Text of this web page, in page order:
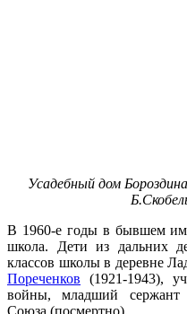
Усадебный дом
В 1960-е годы в бывшем
школа. Дети из дальних
классов школы в деревне
Пореченков (1921-1943),
войны, младший сержант